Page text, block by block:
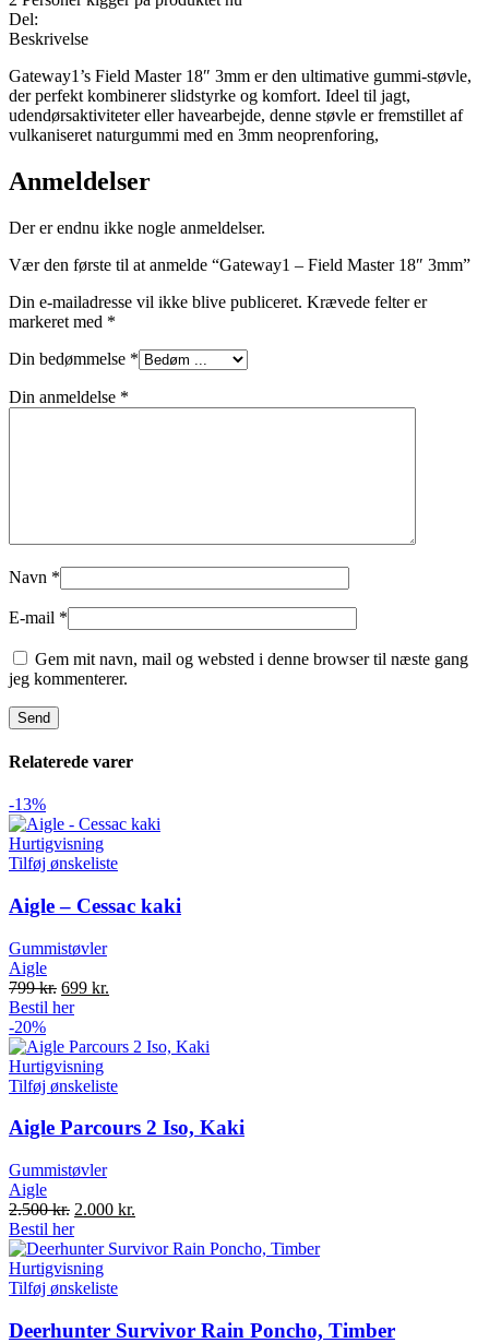
Del:
Beskrivelse
Gateway1’s Field Master 18″ 3mm er den ultimative gummi-støvle,
der perfekt kombinerer slidstyrke og komfort. Ideel til jagt,
udendørsaktiviteter eller havearbejde, denne støvle er fremstillet af
vulkaniseret naturgummi med en 3mm neoprenforing,
Anmeldelser
Der er endnu ikke nogle anmeldelser.
Vær den første til at anmelde “Gateway1 – Field Master 18″ 3mm”
Din e-mailadresse vil ikke blive publiceret. Krævede felter er
markeret med *
Din bedømmelse *
Din anmeldelse *
Navn *
E-mail *
Gem mit navn, mail og websted i denne browser til næste gang
jeg kommenterer.
Relaterede varer
-13%
Hurtigvisning
Tilføj ønskeliste
Aigle – Cessac kaki
Gummistøvler
Aigle
799kr. Original
price
799 kr..
699 kr.
699 kr..
Bestil her
-20%
Hurtigvisning
Tilføj ønskeliste
Aigle Parcours 2 Iso, Kaki
Gummistøvler
Aigle
2.500kr. Original
price
was:
2.500 kr..
2.000 kr.
is:
Bestil her
Hurtigvisning
Tilføj ønskeliste
Deerhunter Survivor Rain Poncho, Timber